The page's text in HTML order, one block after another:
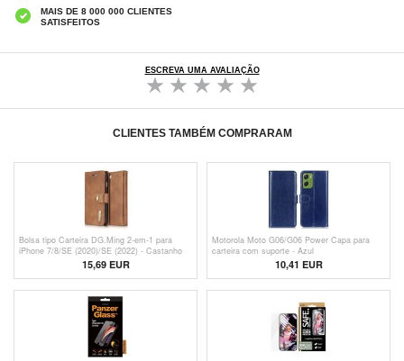
MAIS DE 8 000 000 CLIENTES
SATISFEITOS
ESCREVA UMA AVALIAÇÃO
CLIENTES TAMBÉM COMPRARAM
Bolsa tipo Carteira DG.Ming 2-em-1 para
iPhone 7/8/SE (2020)/SE (2022) - Castanho
15,69 EUR
Motorola Moto G06/G06 Power Capa para
carteira com suporte - Azul
10,41 EUR